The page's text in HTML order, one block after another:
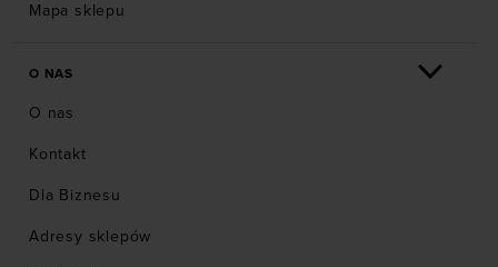
Mapa sklepu
O NAS
O nas
Kontakt
Dla Biznesu
Adresy sklepów